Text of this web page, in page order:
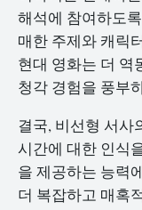
해석에 참여하도
매한 주제와 캐릭
현대 영화는 더 역
청각 경험을 풍부
결국, 비선형 서사
시간에 대한 인식
을 제공하는 능력
더 복잡하고 매혹